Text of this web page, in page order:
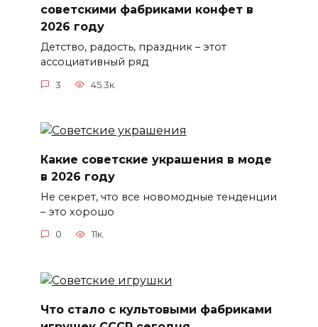
советскими фабриками конфет в
2026 году
Детство, радость, праздник – этот
ассоциативный ряд
3 45.3к.
Какие советские украшения в моде
в 2026 году
Не секрет, что все новомодные тенденции
– это хорошо
0 11к.
Что стало с культовыми фабриками